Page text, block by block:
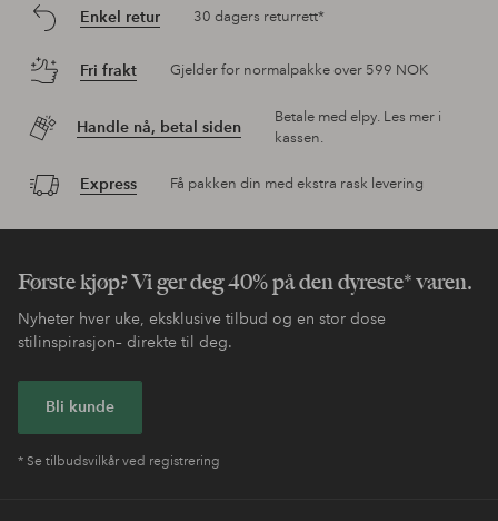
Enkel retur 30 dagers returrett*
Fri frakt Gjelder for normalpakke over 599 NOK
Handle nå, betal siden
Betale med elpy. Les mer i
kassen.
Express Få pakken din med ekstra rask levering
Første kjøp? Vi ger deg 40% på den dyreste* varen.
Nyheter hver uke, eksklusive tilbud og en stor dose
stilinspirasjon– direkte til deg.
Bli kunde
* Se tilbudsvilkår ved registrering